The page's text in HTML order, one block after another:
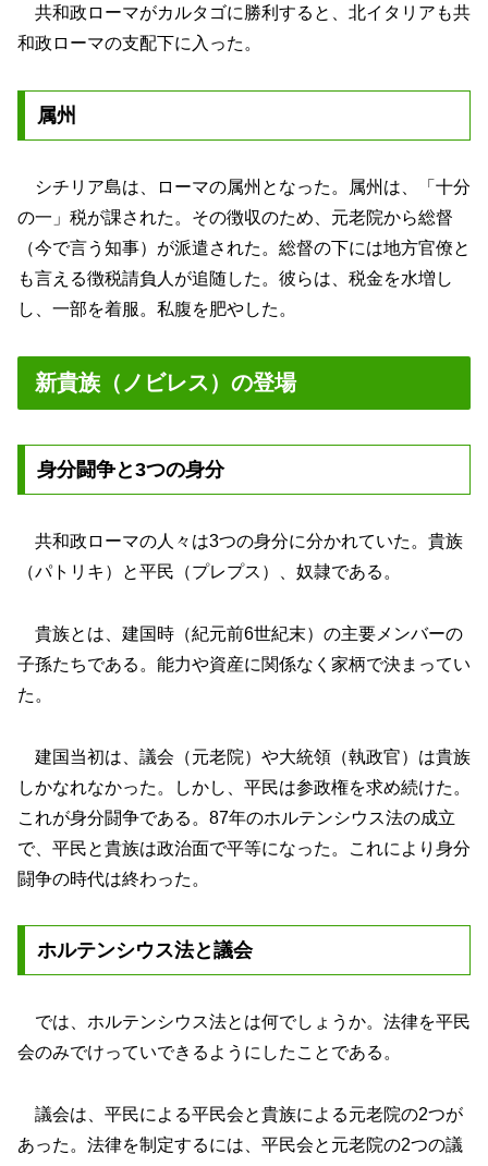
共和政ローマがカルタゴに勝利すると、北イタリアも共
和政ローマの支配下に入った。
属州
シチリア島は、ローマの属州となった。属州は、「十分
の一」税が課された。その徴収のため、元老院から総督
（今で言う知事）が派遣された。総督の下には地方官僚と
も言える徴税請負人が追随した。彼らは、税金を水増し
し、一部を着服。私腹を肥やした。
新貴族（ノビレス）の登場
身分闘争と3つの身分
共和政ローマの人々は3つの身分に分かれていた。貴族
（パトリキ）と平民（プレプス）、奴隷である。
貴族とは、建国時（紀元前6世紀末）の主要メンバーの
子孫たちである。能力や資産に関係なく家柄で決まってい
た。
建国当初は、議会（元老院）や大統領（執政官）は貴族
しかなれなかった。しかし、平民は参政権を求め続けた。
これが身分闘争である。87年のホルテンシウス法の成立
で、平民と貴族は政治面で平等になった。これにより身分
闘争の時代は終わった。
ホルテンシウス法と議会
では、ホルテンシウス法とは何でしょうか。法律を平民
会のみでけっていできるようにしたことである。
議会は、平民による平民会と貴族による元老院の2つが
あった。法律を制定するには、平民会と元老院の2つの議